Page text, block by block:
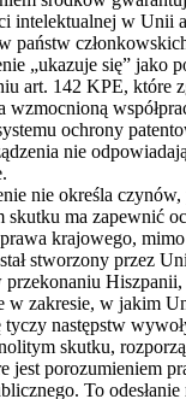
intelektualnej w Unii
państw
„ukazuje się” jako
art. 142 KPE, które
wzmocnioną
ochrony
nie
nie określa
ma zapewnić
krajowego,
stworzony przez
przekonaniu
w zakresie, w jakim
następstw
skutku,
jest porozumieniem
To odesłanie